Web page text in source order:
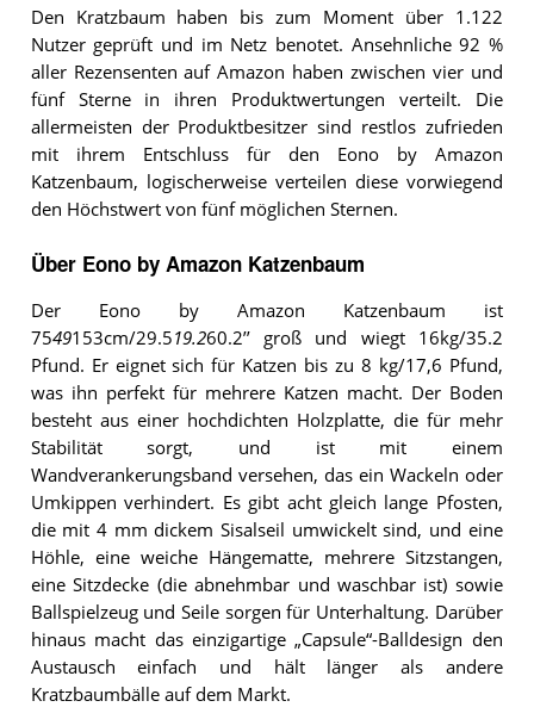
Den Kratzbaum haben bis zum Moment über 1.122
Nutzer geprüft und im Netz benotet. Ansehnliche 92 %
aller Rezensenten auf Amazon haben zwischen vier und
fünf Sterne in ihren Produktwertungen verteilt. Die
allermeisten der Produktbesitzer sind restlos zufrieden
mit ihrem Entschluss für den Eono by Amazon
Katzenbaum, logischerweise verteilen diese vorwiegend
den Höchstwert von fünf möglichen Sternen.
Über Eono by Amazon Katzenbaum
Der Eono by Amazon Katzenbaum ist
7549153cm/29.519.260.2’’ groß und wiegt 16kg/35.2
Pfund. Er eignet sich für Katzen bis zu 8 kg/17,6 Pfund,
was ihn perfekt für mehrere Katzen macht. Der Boden
besteht aus einer hochdichten Holzplatte, die für mehr
Stabilität sorgt, und ist mit einem
Wandverankerungsband versehen, das ein Wackeln oder
Umkippen verhindert. Es gibt acht gleich lange Pfosten,
die mit 4 mm dickem Sisalseil umwickelt sind, und eine
Höhle, eine weiche Hängematte, mehrere Sitzstangen,
eine Sitzdecke (die abnehmbar und waschbar ist) sowie
Ballspielzeug und Seile sorgen für Unterhaltung. Darüber
hinaus macht das einzigartige „Capsule“-Balldesign den
Austausch einfach und hält länger als andere
Kratzbaumbälle auf dem Markt.